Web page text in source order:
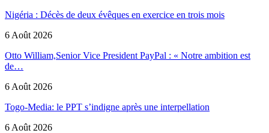
Nigéria : Décès de deux évêques en exercice en trois mois
6 Août 2026
Otto William,Senior Vice President PayPal : « Notre ambition est
de…
6 Août 2026
Togo-Media: le PPT s’indigne après une interpellation
6 Août 2026